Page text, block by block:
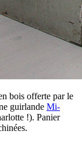
bois offerte par le
guirlande Mi-
!). Panier